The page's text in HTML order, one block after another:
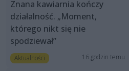
Znana kawiarnia kończy
działalność. „Moment,
którego nikt się nie
spodziewał”
Aktualności 16 godzin temu